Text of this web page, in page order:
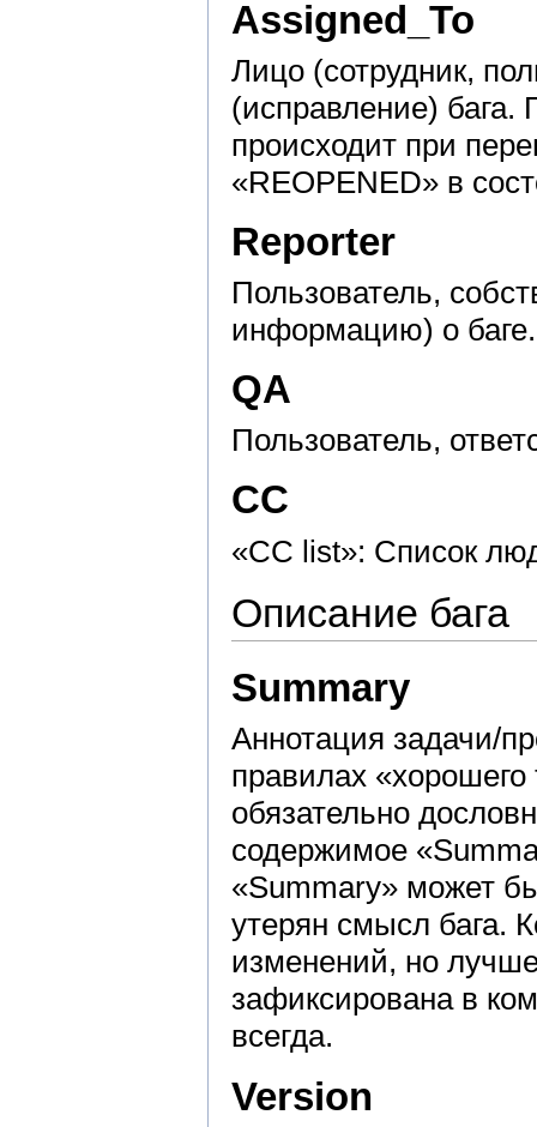
Assigned_To
Лицо (сотрудник,
(исправление) бага.
происходит при
«REOPENED» в
Reporter
Пользователь,
информацию) о баге.
QA
Пользователь,
CC
«СС list»: Список
Описание бага
Summary
Аннотация задачи/
правилах «хорошего
обязательно
содержимое
«Summary» может
утерян смысл бага.
изменений, но
зафиксирована в
всегда.
Version